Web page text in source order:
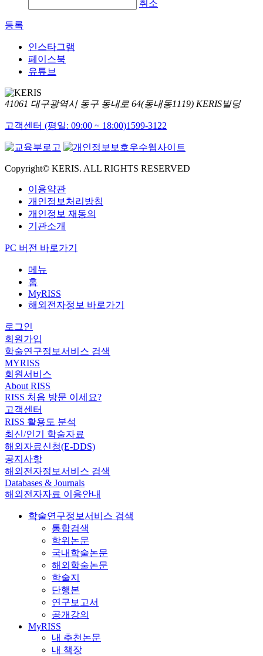
취소
등록
인스타그램
페이스북
유튜브
41061 대구광역시 동구 동내로 64(동내동1119) KERIS빌딩
고객센터 (평일: 09:00 ~ 18:00)1599-3122
Copyright© KERIS. ALL RIGHTS RESERVED
이용약관
개인정보처리방침
개인정보 재동의
기관소개
PC 버전 바로가기
메뉴
홈
MyRISS
해외전자정보 바로가기
로그인
회원가입
학술연구정보서비스 검색
MYRISS
회원서비스
About RISS
RISS 처음 방문 이세요?
고객센터
RISS 활용도 분석
최신/인기 학술자료
해외자료신청(E-DDS)
공지사항
해외전자정보서비스 검색
Databases & Journals
해외전자자료 이용안내
학술연구정보서비스 검색
통합검색
학위논문
국내학술논문
해외학술논문
학술지
단행본
연구보고서
공개강의
MyRISS
내 추천논문
내 책장